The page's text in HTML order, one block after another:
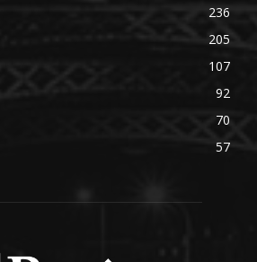
236
205
107
92
70
57